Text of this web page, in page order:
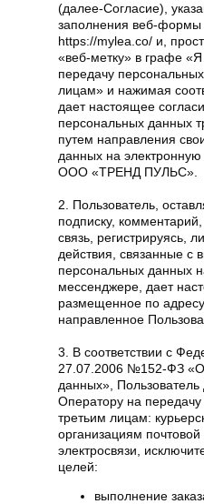
(далее-Согласие),
заполнения веб-формы
https://mylea.co/ и,
«веб-метку» в графе
передачу
лицам» и нажимая
дает настоящее
персональных данных
путем направления
данных на
ООО «ТРЕНД ПУЛЬС».
2. Пользователь,
подписку,
связь, регистрируясь,
действия, связанные с
персональных данных
мессенджере, дает
размещенное по
направленное
3. В соответствии с
27.07.2006 №152-ФЗ
данных», Пользователь
Оператору на
третьим лицам:
организациям
электросвязи,
целей:
выполнение